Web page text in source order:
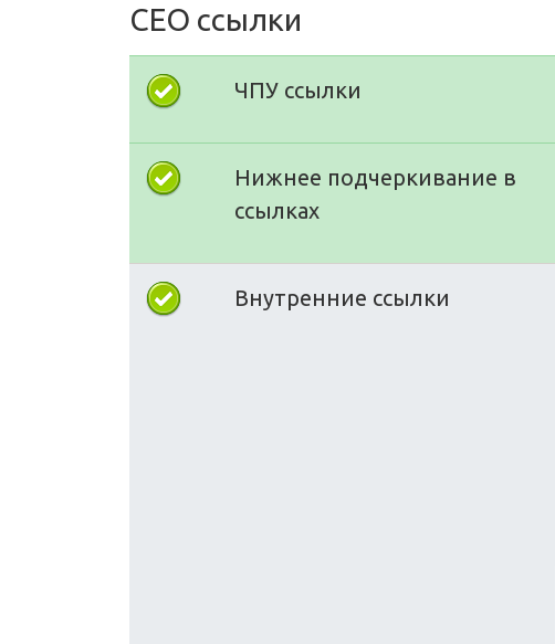
СЕО ссылки
ЧПУ ссылки
Нижнее подчеркивание в
ссылках
Внутренние ссылки